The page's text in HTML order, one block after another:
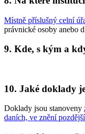
Místně příslušný celní
právnické osoby anebo
9. Kde, s kým a
10. Jaké doklady
Doklady jsou stanoveny
daních, ve znění